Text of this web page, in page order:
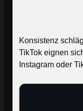
Konsistenz
TikTok eignen
Instagram oder